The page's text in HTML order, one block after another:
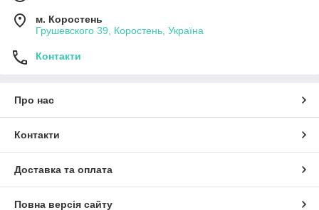
м. Коростень
Грушевского 39, Коростень, Україна
Контакти
Про нас
Контакти
Доставка та оплата
Повна версія сайту